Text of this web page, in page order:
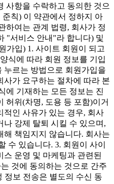
사항을 수락하고 동의한 것으
칙) 이 약관에서 정하지 아
하여는 관계 법령, 회사가 정
"서비스 안내"라 합니다) 및
가입) 1. 사이트 회원이 되고
식에 따라 회원 정보를 기입
르는 방법으로 회원가입을
사가 요구하는 절차에 따라 본
에 기재하는 모든 정보는 진
허위(차명, 도용 등 포함)이거
적인 사유가 있는 경우, 회사
강제 탈퇴 시킬 수 있으며,
해 책임지지 않습니다. 회사는
수 있습니다. 3. 회원이 사이
운영 및 마케팅과 관련된
것에 동의하는 것으로 간주
정보 전송은 별도의 수신 동